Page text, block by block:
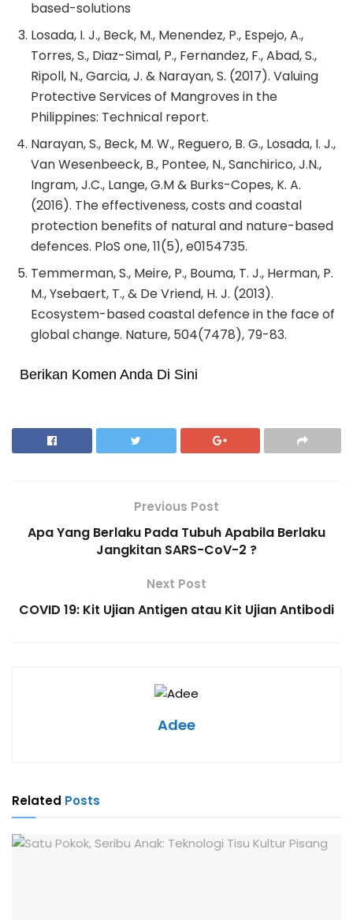
based-solutions
Losada, I. J., Beck, M., Menendez, P., Espejo, A.,
Torres, S., Diaz-Simal, P., Fernandez, F., Abad, S.,
Ripoll, N., Garcia, J. & Narayan, S. (2017). Valuing
Protective Services of Mangroves in the
Philippines: Technical report.
Narayan, S., Beck, M. W., Reguero, B. G., Losada, I. J.,
Van Wesenbeeck, B., Pontee, N., Sanchirico, J.N.,
Ingram, J.C., Lange, G.M & Burks-Copes, K. A.
(2016). The effectiveness, costs and coastal
protection benefits of natural and nature-based
defences. PloS one, 11(5), e0154735.
Temmerman, S., Meire, P., Bouma, T. J., Herman, P.
M., Ysebaert, T., & De Vriend, H. J. (2013).
Ecosystem-based coastal defence in the face of
global change. Nature, 504(7478), 79-83.
Berikan Komen Anda Di Sini
Previous Post
Apa Yang Berlaku Pada Tubuh Apabila Berlaku
Jangkitan SARS-CoV-2 ?
Next Post
COVID 19: Kit Ujian Antigen atau Kit Ujian Antibodi
Adee
Related Posts